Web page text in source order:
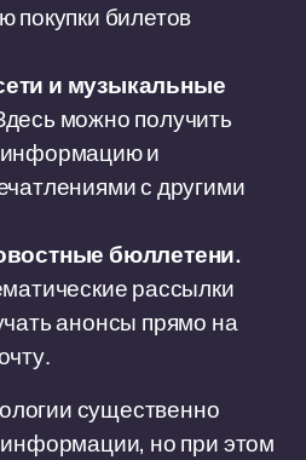
покупки билетов
и музыкальные
можно получить
и
с другими
бюллетени.
рассылки
анонсы прямо на
существенно
информации, но при этом